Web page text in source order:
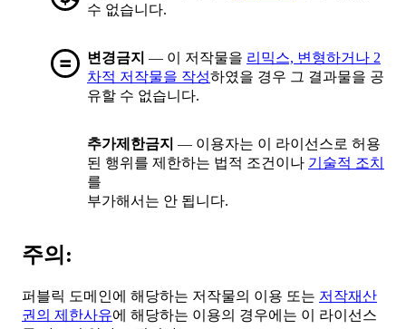
수 없습니다.
변경금지 — 이 저작물을 리믹스, 변형하거나 2
차적 저작물을 작성하였을 경우 그 결과물을 공
유할 수 없습니다.
추가제한금지 — 이용자는 이 라이선스로 허용
된 행위를 제한하는 법적 조건이나 기술적 조치
를
부가해서는 안 됩니다.
주의:
퍼블릭 도메인에 해당하는 저작물의 이용 또는 저작재산
권의 제한사유에 해당하는 이용의 경우에는 이 라이선스